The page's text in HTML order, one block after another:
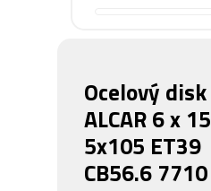
Ocelový disk
ALCAR 6 x 15
5x105 ET39
CB56.6 7710